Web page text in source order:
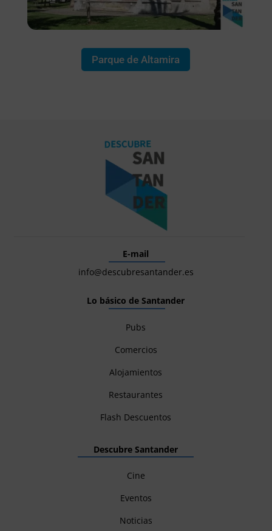
Parque de Altamira
E-mail
info@descubresantander.es
Lo básico de Santander
Pubs
Comercios
Alojamientos
Restaurantes
Flash Descuentos
Descubre Santander
Cine
Eventos
Noticias